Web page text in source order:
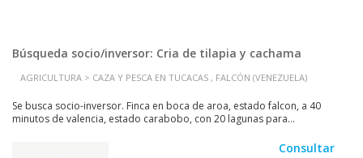
Búsqueda socio/inversor: Cria de tilapia y cachama
AGRICULTURA > CAZA Y PESCA EN TUCACAS , FALCÓN (VENEZUELA)
Se busca socio-inversor. Finca en boca de aroa, estado falcon, a 40
minutos de valencia, estado carabobo, con 20 lagunas para...
Consultar